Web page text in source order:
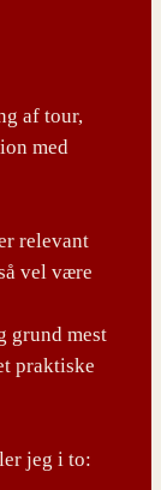
af tour,
med
relevant
vel være
grund mest
praktiske
jeg i to: